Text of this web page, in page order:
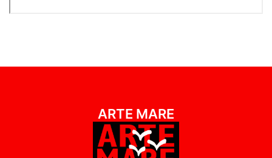
ARTE MARE